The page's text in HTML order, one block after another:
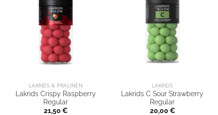
LAKRIDS & PRALINEN
Lakrids Crispy Raspberry
Regular
21,50 €
LAKRIDS
Lakrids C Sour Strawberry
Regular
20,00 €